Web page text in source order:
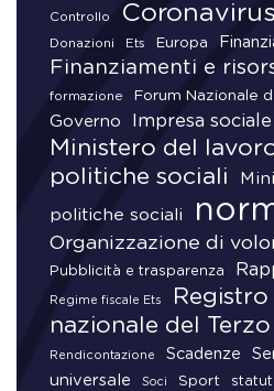
Controllo Coronavirus
Donazioni Ets Europa
Finanziamenti e
formazione Forum Nazionale
Governo Impresa sociale
Ministero del
politiche sociali
politiche sociali
Organizzazione di
Pubblicità e trasparenza
Regime fiscale Ets
nazionale del
Rendicontazione Scadenze
universale
Soci Sport statuti